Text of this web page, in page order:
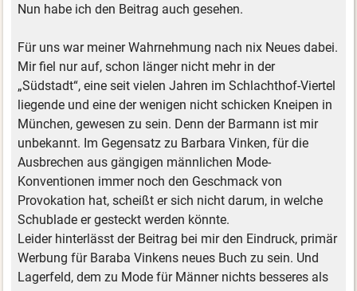
Nun habe ich den Beitrag auch gesehen.
Für uns war meiner Wahrnehmung nach nix Neues dabei.
Mir fiel nur auf, schon länger nicht mehr in der
„Südstadt“, eine seit vielen Jahren im Schlachthof-Viertel
liegende und eine der wenigen nicht schicken Kneipen in
München, gewesen zu sein. Denn der Barmann ist mir
unbekannt. Im Gegensatz zu Barbara Vinken, für die
Ausbrechen aus gängigen männlichen Mode-
Konventionen immer noch den Geschmack von
Provokation hat, scheißt er sich nicht darum, in welche
Schublade er gesteckt werden könnte.
Leider hinterlässt der Beitrag bei mir den Eindruck, primär
Werbung für Baraba Vinkens neues Buch zu sein. Und
Lagerfeld, dem zu Mode für Männer nichts besseres als